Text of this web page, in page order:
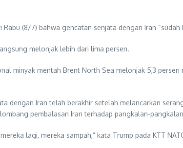
(8/7) bahwa gencatan senjata dengan Iran
melonjak lebih dari lima persen.
minyak mentah Brent North Sea melonjak 5,3
dengan Iran telah berakhir setelah melancarkan
pembalasan Iran terhadap pangkalan-
lagi, mereka sampah,” kata Trump pada KTT